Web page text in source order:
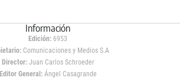
Información
Edición: 6953
Comunicaciones y Medios S.A
Director: Juan Carlos Schroeder
Editor General:Ángel Casagrande